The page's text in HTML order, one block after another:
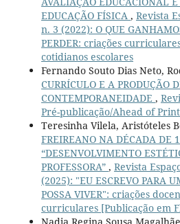
EDUCAÇÃO FÍSICA , Revista
n. 3 (2022): O QUE
PERDER: criações
cotidianos escolares
Fernando Souto Dias Neto,
CURRÍCULO E A PRODUÇÃO
CONTEMPORANEIDADE ,
Pré-publicação/Ahead of Print
Teresinha Vilela, Aristóteles
FREIREANO NA DÉCADA DE
“DESENVOLVIMENTO
PROFESSORA” , Revista
(2025): "EU ESCREVO PARA
POSSA VIVER": criações
curriculares [Publicação em